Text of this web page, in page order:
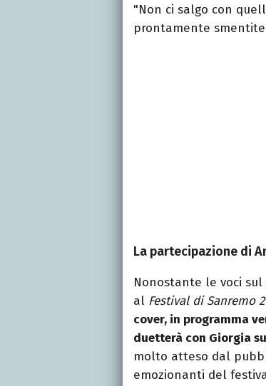
"Non ci salgo con
prontamente
La partecipazione di
Nonostante le voci
al Festival di Sanremo
cover, in programma
duetterà con Giorgia
molto atteso dal
emozionanti del